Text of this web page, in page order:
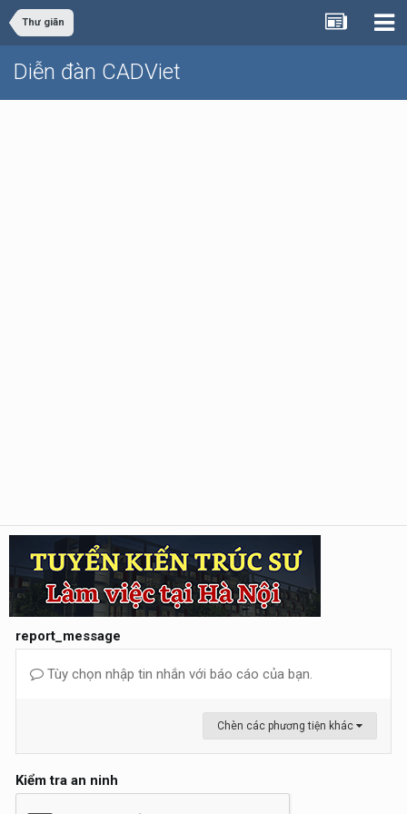
Thư giãn
Diễn đàn CADViet
report_message
Tùy chọn nhập tin nhắn với báo cáo của bạn.
Chèn các phương tiện khác
Kiểm tra an ninh